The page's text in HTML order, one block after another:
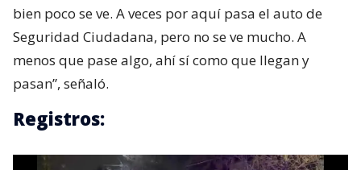
bien poco se ve. A veces por aquí pasa el auto de
Seguridad Ciudadana, pero no se ve mucho. A
menos que pase algo, ahí sí como que llegan y
pasan”, señaló.
Registros: